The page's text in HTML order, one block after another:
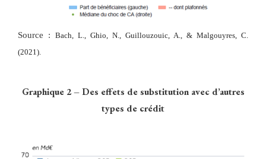
Source : Bach, L., Ghio, N., Guillouzouic, A., & Malgouyres, C.
(2021).
Graphique 2 – Des effets de substitution avec d’autres
types de crédit